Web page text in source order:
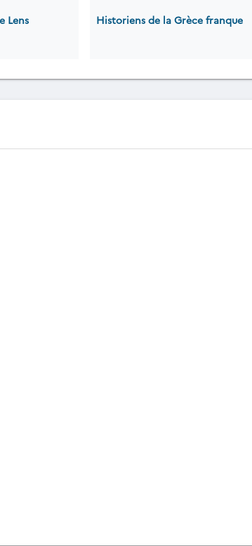
Lens Historiens de la Grèce franque